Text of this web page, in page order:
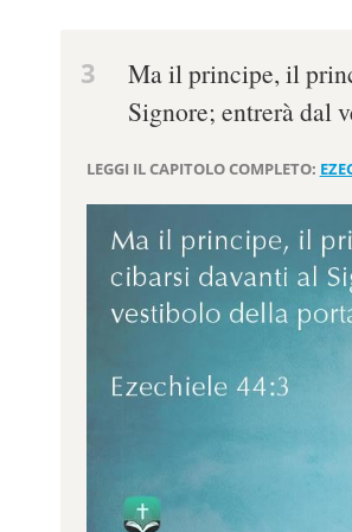
3
Ma il principe, il
Signore; entrerà dal
LEGGI IL CAPITOLO COMPLETO: